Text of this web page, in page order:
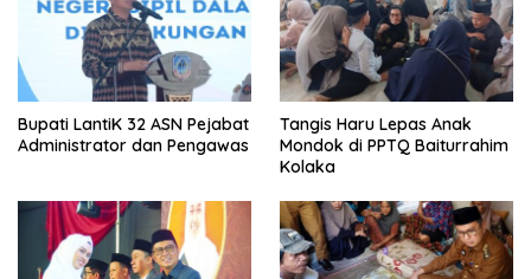
Bupati LantiK 32 ASN Pejabat
Administrator dan Pengawas
Tangis Haru Lepas Anak
Mondok di PPTQ Baiturrahim
Kolaka